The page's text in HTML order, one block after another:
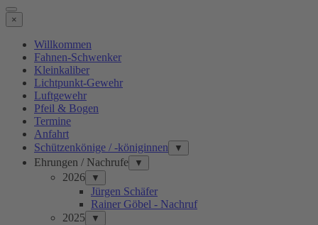
×
Willkommen
Fahnen-Schwenker
Kleinkaliber
Lichtpunkt-Gewehr
Luftgewehr
Pfeil & Bogen
Termine
Anfahrt
Schützenkönige / -königinnen
▼
Ehrungen / Nachrufe ▼
2026 ▼
Jürgen Schäfer
Rainer Göbel - Nachruf
2025
▼